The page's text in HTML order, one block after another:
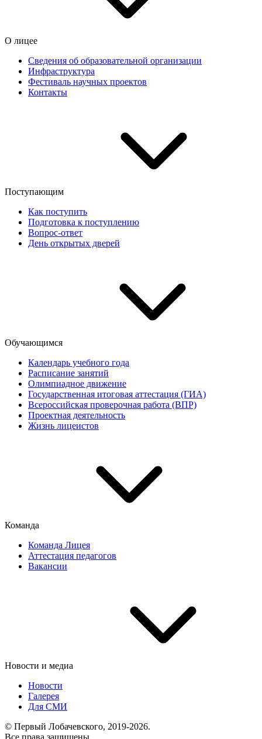
О лицее
Сведения об образовательной организации
Инфраструктура
Фестиваль научных проектов
Контакты
Поступающим
Как поступить
Подготовка к поступлению
Вопрос-ответ
День открытых дверей
Обучающимся
Календарь учебного года
Расписание занятий
Олимпиадное движение
Государственная итоговая аттестация (ГИА)
Всероссийская проверочная работа (ВПР)
Проектная деятельность
Жизнь лицеистов
Команда
Команда Лицея
Аттестация педагогов
Вакансии
Новости и медиа
Новости
Галерея
Для СМИ
© Первый Лобачевского, 2019-2026.